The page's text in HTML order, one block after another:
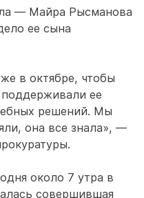
― Майра Рысманова
ее сына
в октябре, чтобы
ее
решений. Мы
она все знала», ―
около 7 утра в
совершившая